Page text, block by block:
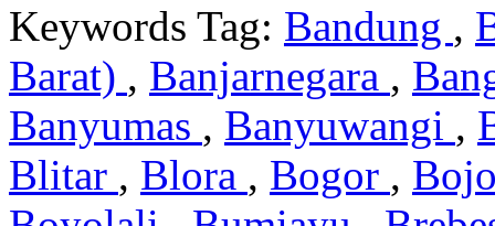
Keywords Tag: Bandung ,
Barat) , Banjarnegara ,
Banyumas , Banyuwangi ,
Blitar , Blora , Bogor ,